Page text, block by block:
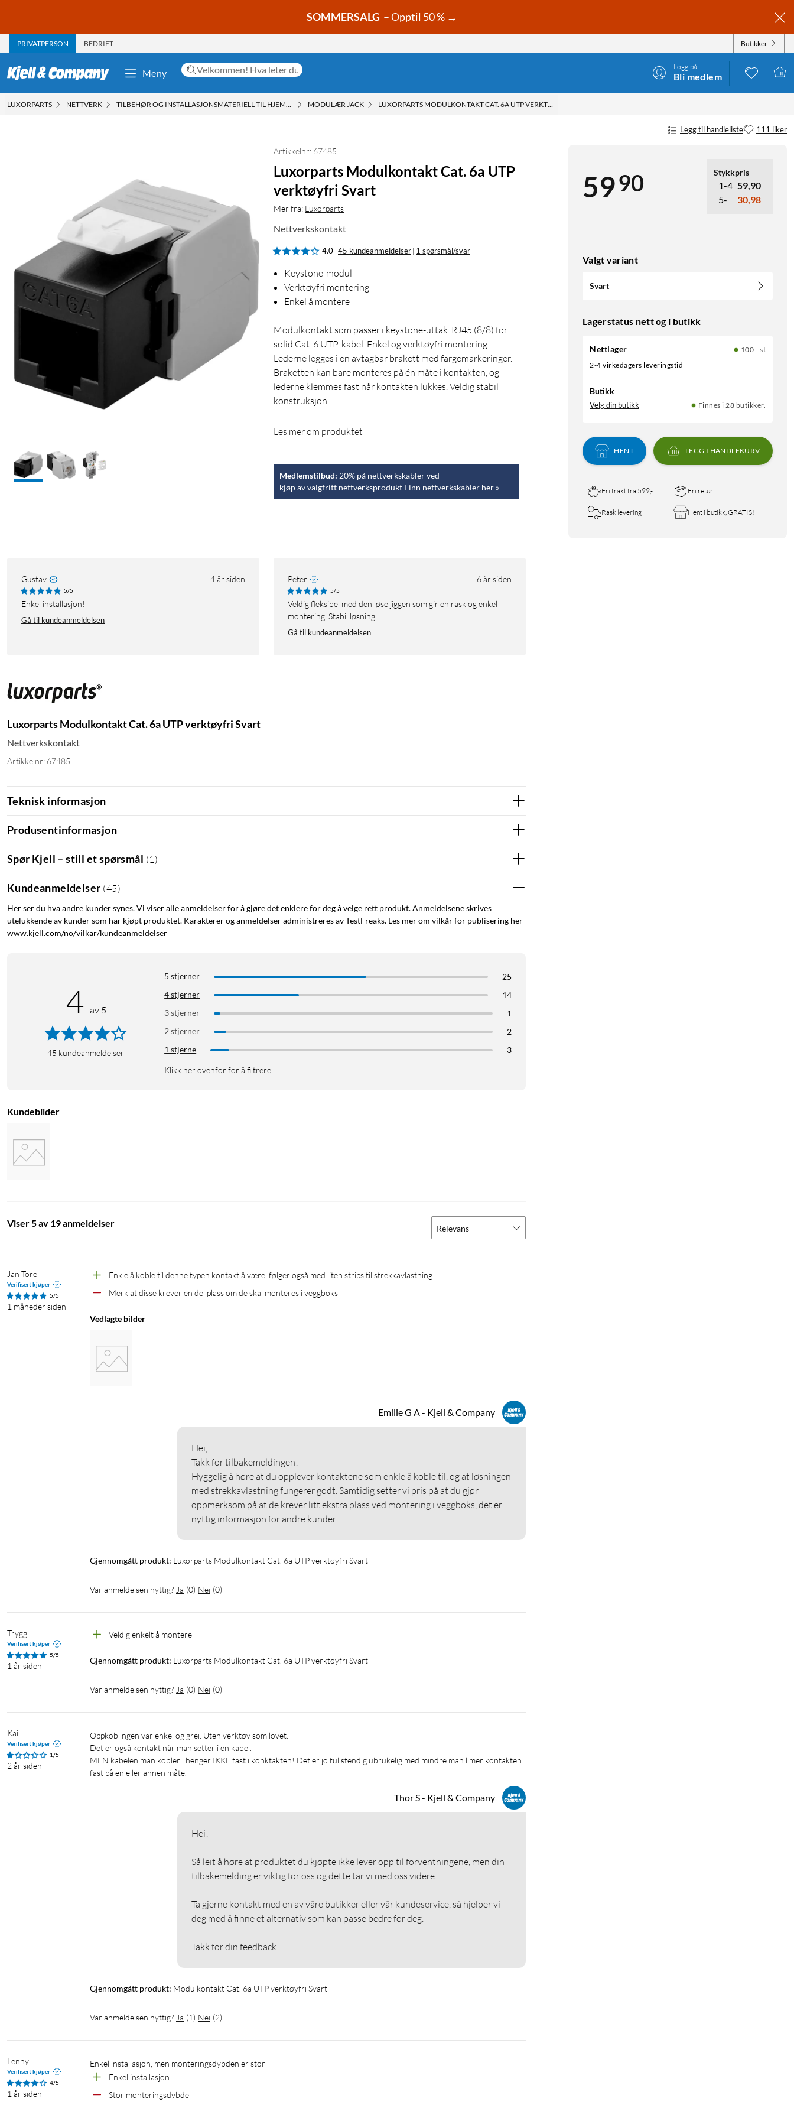
SOMMERSALG – Opptil 50 % →
PRIVATPERSON BEDRIFT Butikker
Meny
Logg på
Bli medlem
LUXORPARTS NETTVERK TILBEHØR OG INSTALLASJONSMATERIELL TIL HJEMMENETTVERKET
MODULÆR JACK LUXORPARTS MODULKONTAKT CAT. 6A UTP VERKTØYFRI SVART
Legg til handleliste 111 liker
5990 Stykkpris
1-4 59,90
5-
30,98
Valgt variant
Svart
Lagerstatus nett og i butikk
Nettlager
100+ st
2-4 virkedagers leveringstid
Butikk
Velg din butikk Finnes i 28 butikker.
HENT LEGG I HANDLEKURV
Fri frakt fra 599,- Fri retur
Rask levering Hent i butikk, GRATIS!
Artikkelnr: 67485
Luxorparts Modulkontakt Cat. 6a UTP
verktøyfri Svart
Mer fra: Luxorparts
Nettverkskontakt
4.0 45 kundeanmeldelser | 1 spørsmål/svar
Keystone-modul
Verktøyfri montering
Enkel å montere
Modulkontakt som passer i keystone-uttak. RJ45 (8/8) for
solid Cat. 6 UTP-kabel. Enkel og verktøyfri montering.
Lederne legges i en avtagbar brakett med fargemarkeringer.
Braketten kan bare monteres på én måte i kontakten, og
lederne klemmes fast når kontakten lukkes. Veldig stabil
konstruksjon.
Les mer om produktet
Medlemstilbud: 20% på nettverkskabler ved
kjøp av valgfritt nettverksprodukt Finn nettverkskabler her »
Gustav 4 år siden
5/5
Enkel installasjon!
Gå til kundeanmeldelsen
Peter 6 år siden
5/5
Veldig fleksibel med den løse jiggen som gir en rask og enkel
montering. Stabil løsning.
Gå til kundeanmeldelsen
Luxorparts Modulkontakt Cat. 6a UTP verktøyfri Svart
Nettverkskontakt
Artikkelnr: 67485
Teknisk informasjon
Produsentinformasjon
Spør Kjell – still et spørsmål (1 )
Kundeanmeldelser (45)
Her ser du hva andre kunder synes. Vi viser alle anmeldelser for å gjøre det enklere for deg å velge rett produkt. Anmeldelsene skrives
utelukkende av kunder som har kjøpt produktet. Karakterer og anmeldelser administreres av TestFreaks. Les mer om vilkår for publisering her
www.kjell.com/no/vilkar/kundeanmeldelser
4 av 5
45 kundeanmeldelser
5 stjerner
25
4 stjerner
14
3 stjerner
1
2 stjerner
2
1 stjerne
3
Klikk her ovenfor for å filtrere
Kundebilder
Viser 5 av 19 anmeldelser Relevans
Jan Tore
Verifisert kjøper
5/5
1 måneder siden
Enkle å koble til denne typen kontakt å være, følger også med liten strips til strekkavlastning
Merk at disse krever en del plass om de skal monteres i veggboks
Vedlagte bilder
Emilie G A - Kjell & Company
Hei,
Takk for tilbakemeldingen!
Hyggelig å høre at du opplever kontaktene som enkle å koble til, og at løsningen
med strekkavlastning fungerer godt. Samtidig setter vi pris på at du gjør
oppmerksom på at de krever litt ekstra plass ved montering i veggboks, det er
nyttig informasjon for andre kunder.
Gjennomgått produkt: Luxorparts Modulkontakt Cat. 6a UTP verktøyfri Svart
Var anmeldelsen nyttig? Ja (0) Nei (0)
Trygg
Verifisert kjøper
5/5
1 år siden
Veldig enkelt å montere
Gjennomgått produkt: Luxorparts Modulkontakt Cat. 6a UTP verktøyfri Svart
Var anmeldelsen nyttig? Ja (0) Nei (0)
Kai
Verifisert kjøper
1/5
2 år siden
Oppkoblingen var enkel og grei. Uten verktøy som lovet.
Det er også kontakt når man setter i en kabel.
MEN kabelen man kobler i henger IKKE fast i konktakten! Det er jo fullstendig ubrukelig med mindre man limer kontakten
fast på en eller annen måte.
Thor S - Kjell & Company
Hei!
Så leit å høre at produktet du kjøpte ikke lever opp til forventningene, men din
tilbakemelding er viktig for oss og dette tar vi med oss videre.
Ta gjerne kontakt med en av våre butikker eller vår kundeservice, så hjelper vi
deg med å finne et alternativ som kan passe bedre for deg.
Takk for din feedback!
Gjennomgått produkt: Modulkontakt Cat. 6a UTP verktøyfri Svart
Var anmeldelsen nyttig? Ja (1) Nei (2)
Lenny
Verifisert kjøper
4/5
1 år siden
Enkel installasjon, men monteringsdybden er stor
Enkel installasjon
Stor monteringsdybde